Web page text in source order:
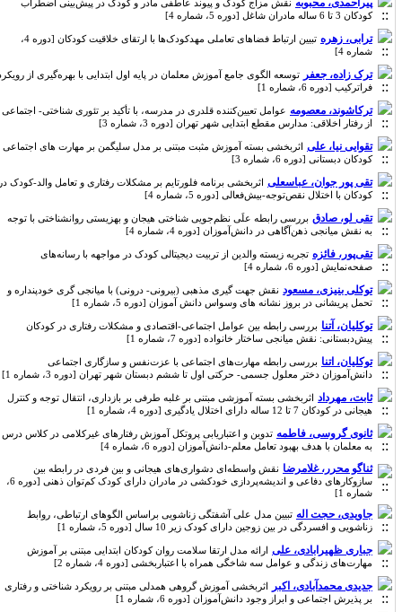
پیراحمدی، محبوبه نقش مزاج کودک و پیوند عاطفی مادر و کودک در پیش‌بینی اضطراب
کودکان 3 تا 6 ساله مادران شاغل [دوره 5، شماره 4]
ترابی، زهره
تبیین ارتباط فضاهای تعاملی مهدکودک‌ها با ارتقای خلاقیت کودکان [دوره 4،
شماره 4]
ترک زاده، جعفر توسعه الگوی جامع آموزش معلمان در پایه اول ابتدایی با بهره‌گیری از رویکرد
فراترکیب [دوره 6، شماره 1]
ترکاشوند، معصومه عوامل تعیین‌کننده قلدری در مدرسه، با تأکید بر تئوری شناختی- اجتماعی
از رفتار اخلاقی: مدارس مقطع ابتدایی شهر تهران [دوره 3، شماره 3]
تقوایی نیا، علی اثربخشی بسته آموزش مثبت مبتنی بر مدل سلیگمن بر مهارت های اجتماعی
کودکان دبستانی [دوره 6، شماره 3]
تقی پور جوان، عباسعلی اثربخشی برنامه فلورتایم بر مشکلات رفتاری و تعامل والد-کودک در
کودکان با اختلال نقص‌توجه-بیش‌فعالی [دوره 5، شماره 4]
تقی لو، صادق بررسی رابطه علَی نظم‌جویی شناختی هیجان و بهزیستی روانشناختی با توجه
به نقش میانجی ذهن‌آگاهی در دانش‌آموزان [دوره 4، شماره 4]
تقی‌پور، فائزه تجربه زیسته والدین از تربیت دیجیتالی کودک در مواجهه با رسانه‌های
صفحه‌نمایش [دوره 6، شماره 4]
توکلی بنیزی، مسعود نقش جهت گیری مذهبی (بیرونی- درونی) با میانجی گری خودپنداره و
تحمل پریشانی در بروز نشانه های وسواس دانش آموزان [دوره 5، شماره 1]
توکلیان، آتنا
بررسی رابطه بین عوامل اجتماعی-اقتصادی و مشکلات رفتاری در کودکان
پیش‌دبستانی: نقش میانجی ساختار خانواده [دوره 7، شماره 1]
توکلیان، اتنا
بررسی رابطه مهارت‌های اجتماعی با عزت‌نفس و سازگاری اجتماعی
دانش‌آموزان دختر معلول جسمی- حرکتی اول تا ششم دبستان شهر تهران [دوره 3، شماره 1]
ثابت، مهرداد اثربخشی بسته آموزشی مبتنی بر غلبه طرفی بر بازداری، انتقال توجه و کنترل
هیجانی در کودکان 7 تا 12 ساله دارای اختلال یادگیری [دوره 4، شماره 1]
ثانوی گروسی، فاطمه تدوین و اعتباریابی پروتکل آموزش رفتارهای غیرکلامی در کلاس درس
به معلمان با هدف بهبود تعامل معلم-دانش‌آموزان [دوره 6، شماره 4]
ثناگو محرر، غلامرضا نقش واسطه‌ای دشواری‌های هیجانی و بین فردی در رابطه بین
سازوکارهای دفاعی و اندیشه‌پردازی خودکشی در مادران دارای کودک کم‌توان ذهنی [دوره 6،
شماره 1]
جاویدی، حجت اله
تبیین مدل علی آشفتگی زناشویی براساس الگوهای ارتباطی، روابط
زناشویی و افسردگی در بین زوجین دارای کودک زیر 10 سال [دوره 5، شماره 1]
جباری ظهیرابادی، علی ارائه مدل ارتقا سلامت روان کودکان ابتدایی مبتنی بر آموزش
مهارت‌های زندگی و عوامل سه شاخگی همراه با اعتباربخشی [دوره 4، شماره 2]
جدیدی محمدآبادی، اکبر اثربخشی آموزش گروهی همدلی مبتنی بر رویکرد شناختی و رفتاری
بر پذیرش اجتماعی و ابراز وجود دانش‌آموزان [دوره 6، شماره 1]